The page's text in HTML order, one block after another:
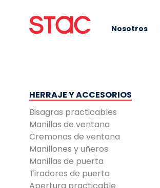
Nosotros
HERRAJE Y ACCESORIOS
Bisagras practicables
Manillas de ventana
Cremonas de ventana
Manillones y uñeros
Manillas de puerta
Tiradores de puerta